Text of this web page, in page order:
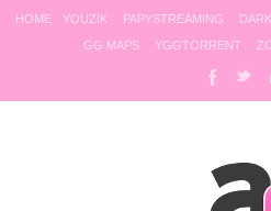
HOME YOUZIK PAPYSTREAMING
GG MAPS
YGGTORRENT